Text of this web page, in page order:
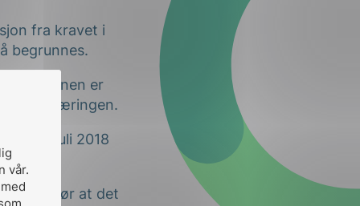
vår.
fra kravet i
begrunnes.
er
før 1.juli 2018
gjør at det